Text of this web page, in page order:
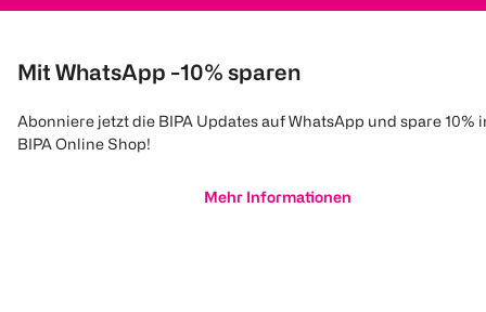
Mit WhatsApp -10% sparen
Abonniere jetzt die BIPA Updates auf WhatsApp und spare 10%
BIPA Online Shop!
Mehr Informationen